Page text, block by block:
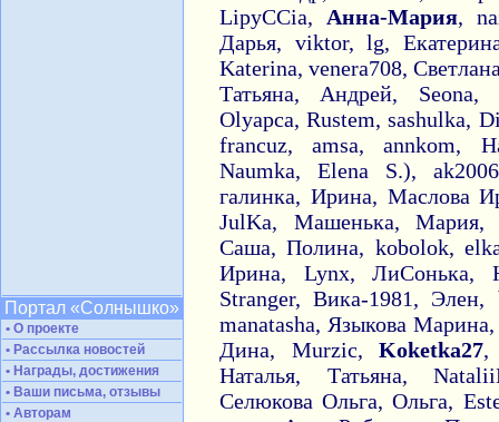
Портал «Солнышко»
• О проекте
• Рассылка новостей
• Награды, достижения
• Ваши письма, отзывы
• Авторам
LipyCCia, Анна-Мария,
Дарья, viktor, lg,
Katerina, venera708,
Татьяна, Андрей,
Olyapca, Rustem, sashulka,
francuz, amsa, annkom,
Naumka, Elena S.),
галинка, Ирина, Маслова
JulKa, Машенька, Мария,
Саша, Полина, kobolok,
Ирина, Lynx, ЛиСонька,
Stranger, Вика-1981,
manatasha, Языкова
Дина, Murzic,Koketka27,
Наталья, Татьяна,
Селюкова Ольга, Ольга,